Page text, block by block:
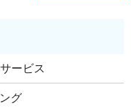
ービス
グ